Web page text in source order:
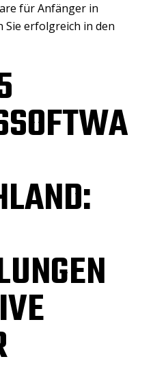
für Anfänger in
Sie erfolgreich in den